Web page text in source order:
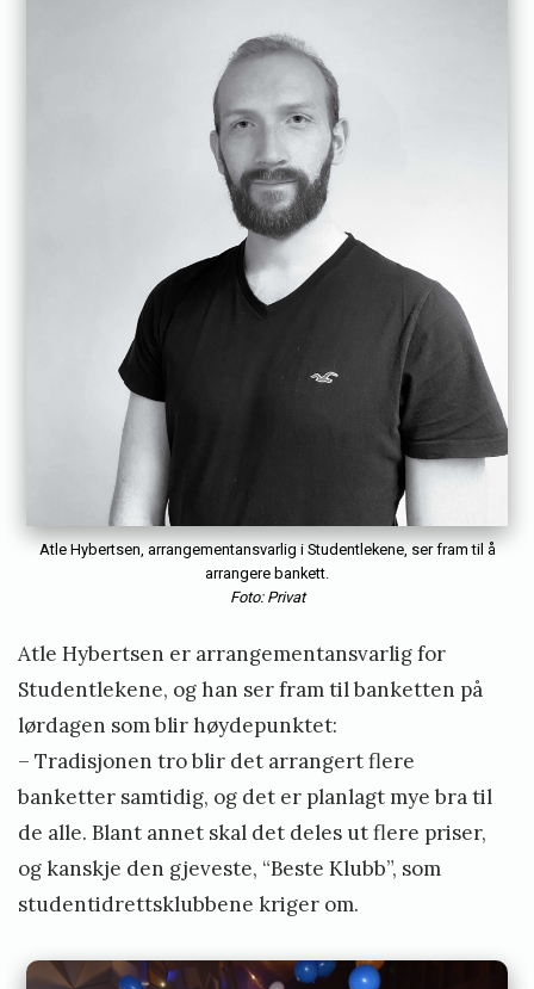
Atle Hybertsen, arrangementansvarlig i Studentlekene, ser fram til å
arrangere bankett.
Foto: Privat
Atle Hybertsen er arrangementansvarlig for
Studentlekene, og han ser fram til banketten på
lørdagen som blir høydepunktet:
– Tradisjonen tro blir det arrangert flere
banketter samtidig, og det er planlagt mye bra til
de alle. Blant annet skal det deles ut flere priser,
og kanskje den gjeveste, “Beste Klubb”, som
studentidrettsklubbene kriger om.